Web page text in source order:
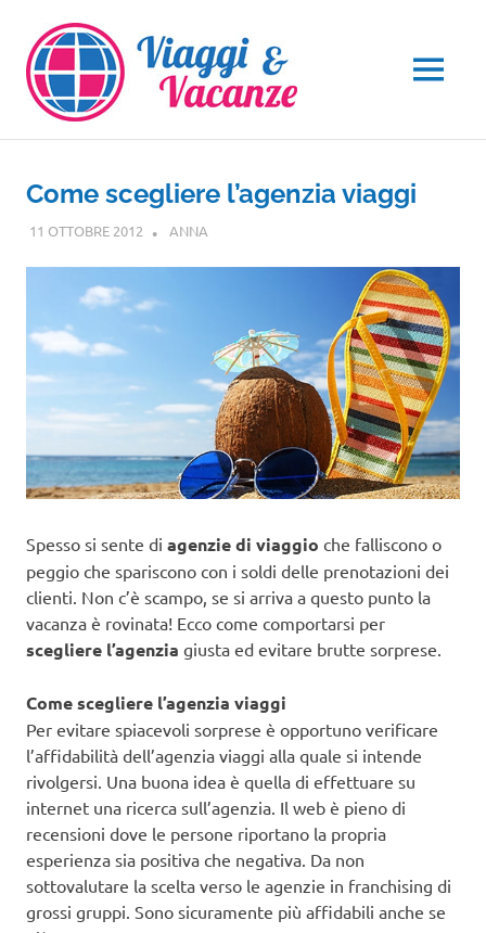
contenuto
MENU
Come scegliere l’agenzia viaggi
11 OTTOBRE 2012 ANNA
Spesso si sente di agenzie di viaggio che falliscono o
peggio che spariscono con i soldi delle prenotazioni dei
clienti. Non c’è scampo, se si arriva a questo punto la
vacanza è rovinata! Ecco come comportarsi per
scegliere l’agenzia giusta ed evitare brutte sorprese.
Come scegliere l’agenzia viaggi
Per evitare spiacevoli sorprese è opportuno verificare
l’affidabilità dell’agenzia viaggi alla quale si intende
rivolgersi. Una buona idea è quella di effettuare su
internet una ricerca sull’agenzia. Il web è pieno di
recensioni dove le persone riportano la propria
esperienza sia positiva che negativa. Da non
sottovalutare la scelta verso le agenzie in franchising di
grossi gruppi. Sono sicuramente più affidabili anche se